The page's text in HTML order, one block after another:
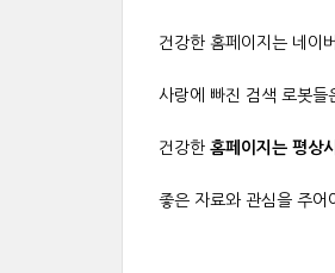
건강한 홈페이지는 네이
사랑에 빠진 검색 로봇들
건강한 홈페이지는 평상
좋은 자료와 관심을 주어